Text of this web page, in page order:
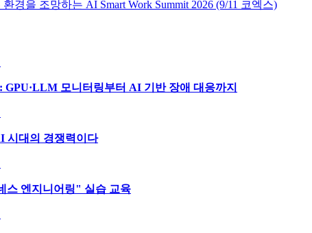
경을 조망하는 AI Smart Work Summit 2026 (9/11 코엑스)
모니터링부터 AI 기반 장애 대응까지
시대의 경쟁력이다
스 엔지니어링" 실습 교육